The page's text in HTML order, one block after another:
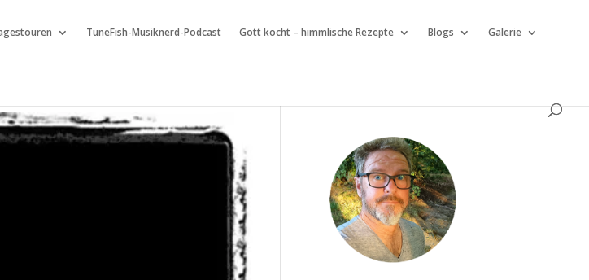
TuneFish-Musiknerd-Podcast Gott kocht – himmlische Rezepte Blogs Galerie